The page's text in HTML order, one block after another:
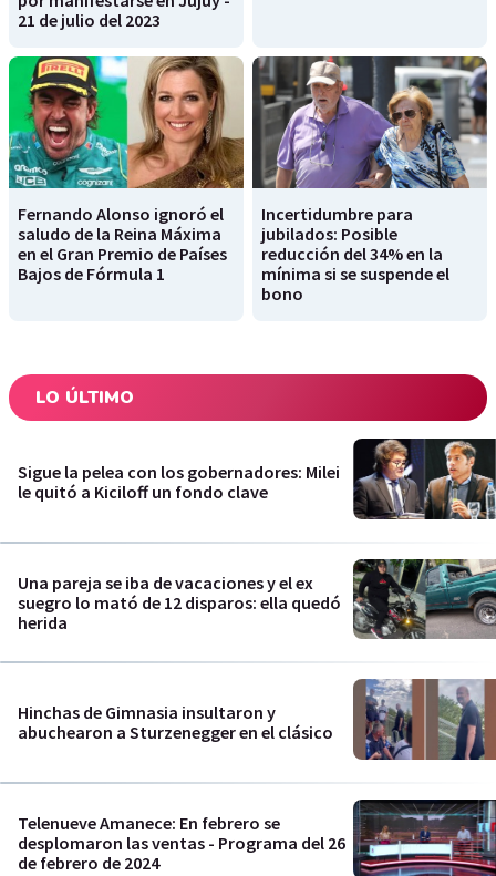
21 de julio del 2023
Fernando Alonso ignoró el
saludo de la Reina Máxima
en el Gran Premio de Países
Bajos de Fórmula 1
Incertidumbre para
jubilados: Posible
reducción del 34% en la
mínima si se suspende el
bono
LO ÚLTIMO
Sigue la pelea con los gobernadores: Milei
le quitó a Kiciloff un fondo clave
Una pareja se iba de vacaciones y el ex
suegro lo mató de 12 disparos: ella quedó
herida
Hinchas de Gimnasia insultaron y
abuchearon a Sturzenegger en el clásico
Telenueve Amanece: En febrero se
desplomaron las ventas - Programa del 26
de febrero de 2024